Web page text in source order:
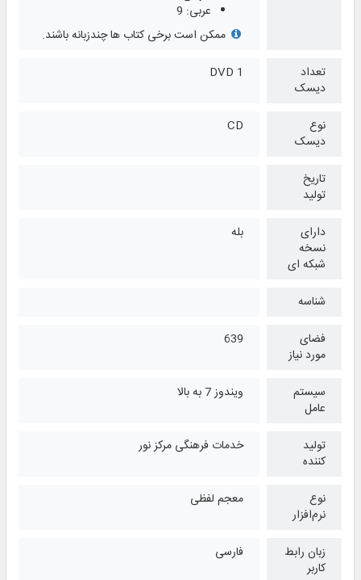
عربی: 9
ممکن است برخی کتاب ها چندزبانه باشند.
تعداد
دیسک
1 DVD
نوع
دیسک
CD
تاریخ
تولید
دارای
نسخه
شبکه ای
بله
شناسه
فضای
مورد نیاز
639
سیستم
عامل
ویندوز 7 به بالا
تولید
کننده
خدمات فرهنگی مرکز نور
نوع
نرم‌افزار
معجم لفظی
زبان رابط
کاربر
فارسی